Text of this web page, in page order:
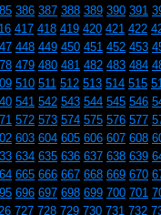
386 387 388 389 390 391
417 418 419 420 421 422
448 449 450 451 452 453
479 480 481 482 483 484
510 511 512 513 514 515
541 542 543 544 545 546
572 573 574 575 576 577
603 604 605 606 607 608
634 635 636 637 638 639
665 666 667 668 669 670
696 697 698 699 700 701
727 728 729 730 731 732